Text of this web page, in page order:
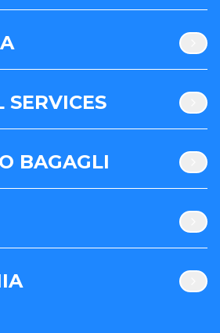
SERVICES
BAGAGLI